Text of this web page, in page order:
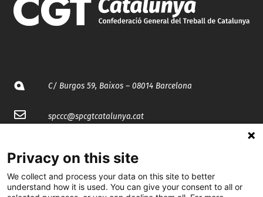
C/ Burgos 59, Baixos – 08014 Barcelona
spccc@spcgtcatalunya.cat
@CGTCatalunya
Privacy on this site
We collect and process your data on this site to better
understand how it is used. You can give your consent to all or